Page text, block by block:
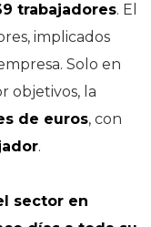
trabajadores. El
implicados
Solo en
objetivos, la
de euros, con
.
sector en